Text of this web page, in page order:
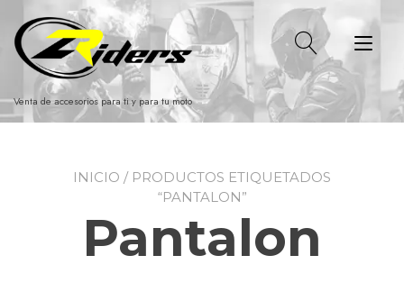
contenido
Venta de accesorios para ti y para tu moto
INICIO / PRODUCTOS ETIQUETADOS
“PANTALON”
Pantalon